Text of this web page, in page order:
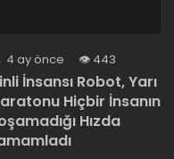
4 ay önce 443
İnsansı Robot, Yarı
Hiçbir İnsanın
Hızda